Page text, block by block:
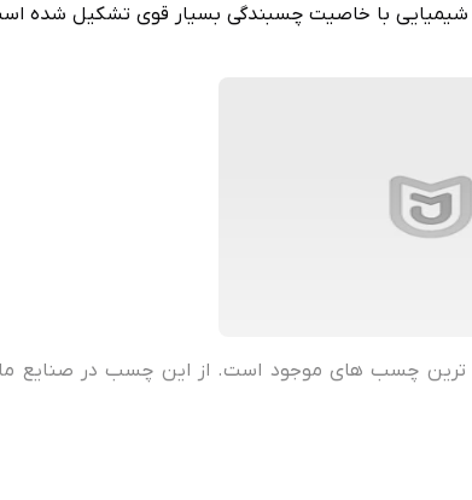
با خاصیت چسبندگی بسیار قوی تشکیل شده است
ترین چسب‌ های موجود است. از این چسب در صنایع